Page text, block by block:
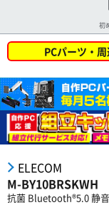
初
PCパーツ・
ELECOM
M-BY10BRSKWH
抗菌 Bluetooth®5.0 静